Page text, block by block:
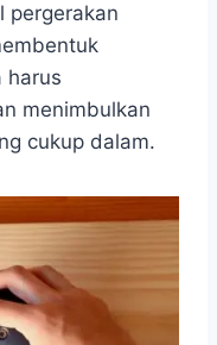
pergerakan
harus
menimbulkan
cukup dalam.